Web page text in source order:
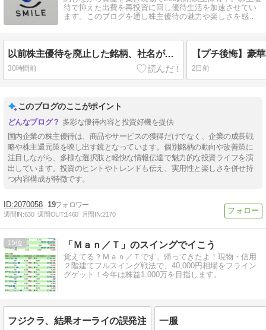
待で抑えた出費を再投資に回し優待生活を加速させてい
ます。このブログを通し株主優待の魅力や楽しさを感じ
以前株主優待を廃止した銘柄、社名が変わって優待復活
30時間前 2日前
このブログのここがポイント
多彩な優待内容と投資好機を提供
国内企業の株主優待は、商品やサービスの獲得だけでなく、企業の成長戦
略や株主還元策を映し出す鏡となっています。個別銘柄の動向や改善策に
注目しながら、多様な選択肢と軽快な情報伝達で魅力的な投資ライフを演
出しています。投資のヒントやトレンドも伝え、実用性と楽しさを併せ持
つ内容構成が特徴です。
2070058 19
週間IN:630 週間OUT:1460 月間IN:2170
15 「Ｍａｎ／Ｔ」のスイングでイこう
覚えてる？Ｍａｎ／Ｔです。帰ってきたよ！現物・信用
２階建てフルスイング戦法で、40,000円相場をフライン
グゲット！今年は株益1,000万を目指します。
フジクラ、結果オーライの誤発注 一服